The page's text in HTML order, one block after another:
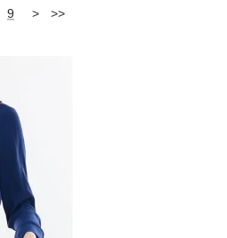
9 > >>